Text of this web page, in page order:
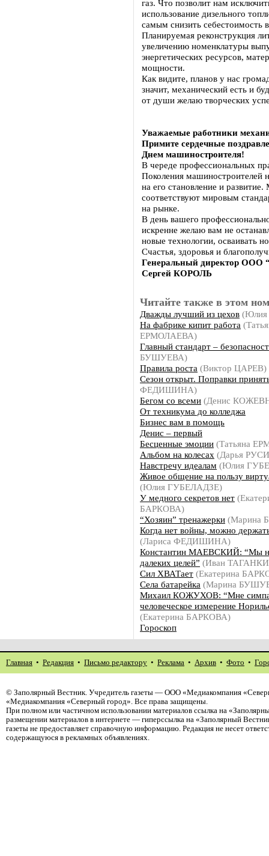
газ. Что позволит нам
использование дизельного
самым снизить себестоимость
Планируемая реконструкция
увеличению номенклатуры
энергетических ресурсов,
мощности.
Как видите, планов у нас
значит, механический есть и
от души желаю творческих
Уважаемые работники
Примите сердечные
Днем машиностроителя!
В череде профессиональных
Поколения машиностроителей
на его становление и
соответствуют мировым
на рынке.
В день вашего
искренне желаю вам не
новые технологии, осваивать
Счастья, здоровья и
Генеральный директор ООО
Сергей КОРОЛЬ
Читайте также в этом
Дважды лучший из цехов
На фабрике кипит работа
ЕРМОЛАЕВА)
Главный стандарт –
БУШУЕВА)
Правила роста (Виктор ЦАРЕВ)
Сезон открыт. Поправки
ФЕДИШИНА)
Бегом со всеми (Денис
От техникума до колледжа
Бизнес вам в помощь
Денис – первый
Бесценные эмоции (Татьяна
Альбом на колесах (Дарья
Навстречу идеалам (Юлия
Живое общение на пользу
(Юлия ГУБЕЛАДЗЕ)
У медного секретов нет
БАРКОВА)
“Хозяин” тренажерки (Марина
Когда нет войны, можно
(Лариса ФЕДИШИНА)
Константин МАЕВСКИЙ: “Мы
далеких целей” (Иван
Сил ХВАТает (Екатерина
Села батарейка (Марина
Михаил КОЖУХОВ: “Мне
человеческое измерение
(Екатерина БАРКОВА)
Гороскоп
Главная • Редакция • Письмо редактору • Реклама • Архив • Фото •
© Заполярный Вестник. Учредитель газеты — ООО «Медиакомпания
«Медиакомпания «Северный город». Все права защищены.
При полном или частичном использовании материалов ссылка на
размещении материалов в интернете — гиперссылка на «Заполярный
газеты не предоставляет справочную информацию. Редакция не несет
содержащуюся в рекламных объявлениях.